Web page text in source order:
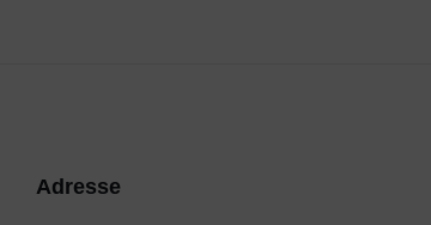
Adresse